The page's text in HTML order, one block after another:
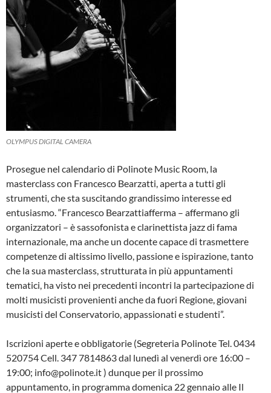
OLYMPUS DIGITAL CAMERA
Prosegue nel calendario di Polinote Music Room, la
masterclass con Francesco Bearzatti, aperta a tutti gli
strumenti, che sta suscitando grandissimo interesse ed
entusiasmo. “Francesco Bearzattiafferma – affermano gli
organizzatori – è sassofonista e clarinettista jazz di fama
internazionale, ma anche un docente capace di trasmettere
competenze di altissimo livello, passione e ispirazione, tanto
che la sua masterclass, strutturata in più appuntamenti
tematici, ha visto nei precedenti incontri la partecipazione di
molti musicisti provenienti anche da fuori Regione, giovani
musicisti del Conservatorio, appassionati e studenti”.
Iscrizioni aperte e obbligatorie (Segreteria Polinote Tel. 0434
520754 Cell. 347 7814863 dal lunedì al venerdì ore 16:00 –
19:00; info@polinote.it ) dunque per il prossimo
appuntamento, in programma domenica 22 gennaio alle Il